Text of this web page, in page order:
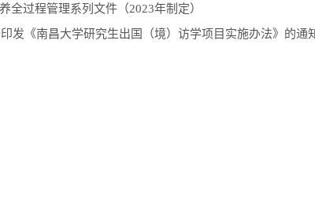
全过程管理系列文件（2023年制定）
印发《南昌大学研究生出国（境）访学项目实施办法》的通